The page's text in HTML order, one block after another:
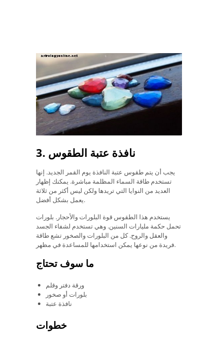
3. نافذة عتبة الطقوس
يجب أن يتم طقوس عتبة النافذة يوم القمر الجديد. إنها
تستخدم طاقة السماء المظلمة مباشرة. يمكنك إظهار
العديد من النوايا التي تريدها ولكن ليس أكثر من ثلاثة
يعمل بشكل أفضل.
يستخدم هذا الطقوس قوة البلورات والأحجار. بلورات
تحمل حكمة مليارات السنين. وهي تستخدم لشفاء الجسد
والعقل والروح. كل من البلورات والصخور تشع طاقة
فريدة من نوعها يمكن استخدامها للمساعدة في مظهر.
ما سوف تحتاج
ورقة دفتر وقلم
بلورات أو صخور
نافذة عتبة
خطوات